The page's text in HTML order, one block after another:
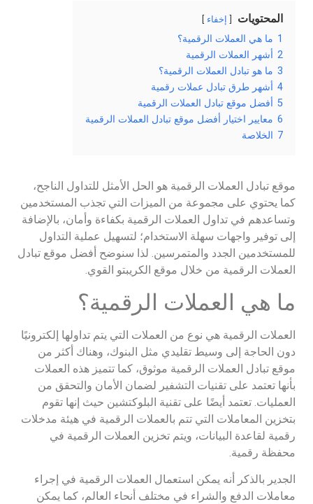
المحتويات إخفاء
1 ما هي العملات الرقمية؟
2 أشهر العملات الرقمية
3 ما هو تبادل العملات الرقمية؟
4 أشهر طرق تبادل عملات رقمية
5 أفضل موقع تبادل العملات الرقمية
6 معايير اختيار أفضل موقع تبادل العملات الرقمية
7 الخلاصة
موقع تبادل العملات الرقمية هو الحل الأمثل للتداول الناجح،
كما يحتوي على مجموعة من الميزات التي تجذب المستخدمين
وتساعدهم في تداول العملات الرقمية بكفاءة وأمان، بالإضافة
إلى توفير واجهات سهلة الاستخدام؛ لتسهيل عملية التداول
للمستخدمين الجدد والمتمرسين. لذا سنوضح أفضل موقع تبادل
العملات الرقمية من خلال موقع الكريبتو القوي.
ما هي العملات الرقمية؟
العملات الرقمية هي نوع من العملات التي يتم تداولها إلكترونيًا
دون الحاجة إلى وسيط تقليدي مثل البنوك، وهناك أكثر من
موقع تبادل العملات الرقمية موثوق، كما تتميز هذه العملات
بأنها تعتمد على تقنيات التشفير لضمان الأمان والتحقق من
العمليات. تعتمد أيضًا على تقنية البلوكتشين حيث إنها تقوم
بتخزين المعاملات التي تتم بالعملات الرقمية في هيئة مدخلات
رقمية لقاعدة البيانات، ويتم تخزين العملات الرقمية في
محفظة رقمية.
الجدير بالذكر أنه يمكن استعمال العملات الرقمية في إجراء
معاملات الدفع والشراء في مختلف أنحاء العالم، كما يمكن